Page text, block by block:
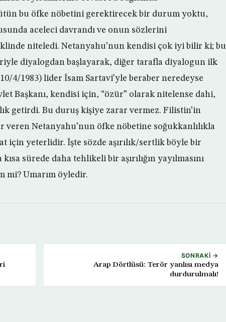
bu öfke nöbetini gerektirecek bir durum yoktu,
aceleci davrandı ve onun sözlerini
niteledi. Netanyahu’nun kendisi çok iyi bilir ki; bu
diyalogdan başlayarak, diğer tarafla diyalogun ilk
4/1983) lider İsam Sartavi’yle beraber neredeyse
Başkanı, kendisi için, “özür” olarak nitelense dahi,
getirdi. Bu duruş kişiye zarar vermez. Filistin’in
veren Netanyahu’nun öfke nöbetine soğukkanlılıkla
için yeterlidir. İşte sözde aşırılık/sertlik böyle bir
sürede daha tehlikeli bir aşırılığın yayılmasını
mi? Umarım öyledir.
SONRAKI →
Arap Dörtlüsü: Terör yanlısı medya
durdurulmalı!